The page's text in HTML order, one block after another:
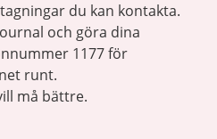
du kan kontakta.
och göra dina
1177 för
runt.
må bättre.